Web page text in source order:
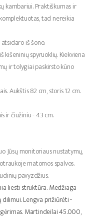
kambariui. Praktiškumas ir
tad nereikia
iš šono.
spyruoklių. Kiekviena
ir tolygiai paskirsto kūno
Aukštis 82 cm, storis 12 cm.
ir čiužiniu - 43 cm.
Jūsų monitoriaus nustatymų,
matomos spalvos.
pavyzdžius.
liesti struktūra. Medžiaga
Lengva prižiūrėti -
Martindeilai 45.000,